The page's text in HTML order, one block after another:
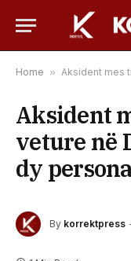
Home » Aksident mes
Aksident
veture në
dy persona
By korrektpress